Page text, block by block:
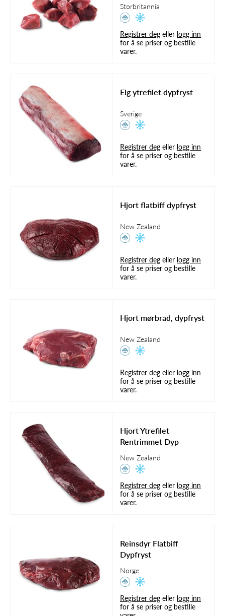
Storbritannia
Registrer deg eller logg inn
for å se priser og bestille
varer.
Elg ytrefilet dypfryst
Sverige
Registrer deg eller logg inn
for å se priser og bestille
varer.
Hjort flatbiff dypfryst
New Zealand
Registrer deg eller logg inn
for å se priser og bestille
varer.
Hjort mørbrad, dypfryst
New Zealand
Registrer deg eller logg inn
for å se priser og bestille
varer.
Hjort Ytrefilet
Rentrimmet Dyp
New Zealand
Registrer deg eller logg inn
for å se priser og bestille
varer.
Reinsdyr Flatbiff
Dypfryst
Norge
Registrer deg eller logg inn
for å se priser og bestille